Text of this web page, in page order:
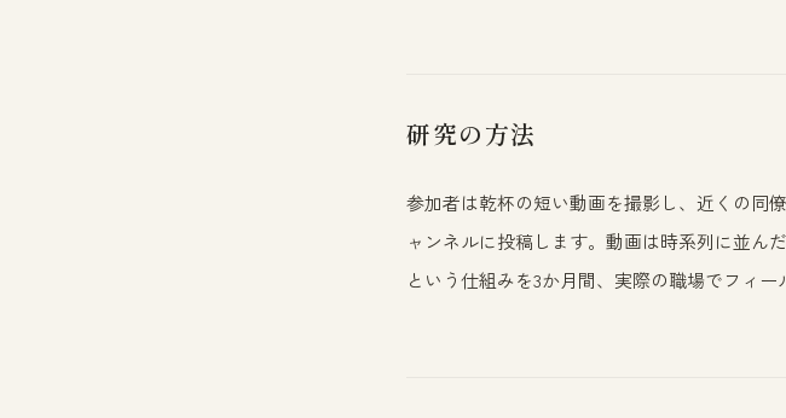
研究の方法
参加者は乾杯の短い動画を撮影し、近くの同
ャンネルに投稿します。動画は時系列に並ん
という仕組みを3か月間、実際の職場でフィー